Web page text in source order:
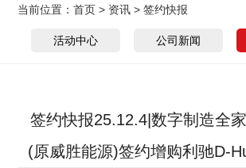
当前位置：首页 > 资讯 >签约快报
活动中心 公司新闻
签约快报25.12.4|数字制造全
(原威胜能源)签约增购利驰D-